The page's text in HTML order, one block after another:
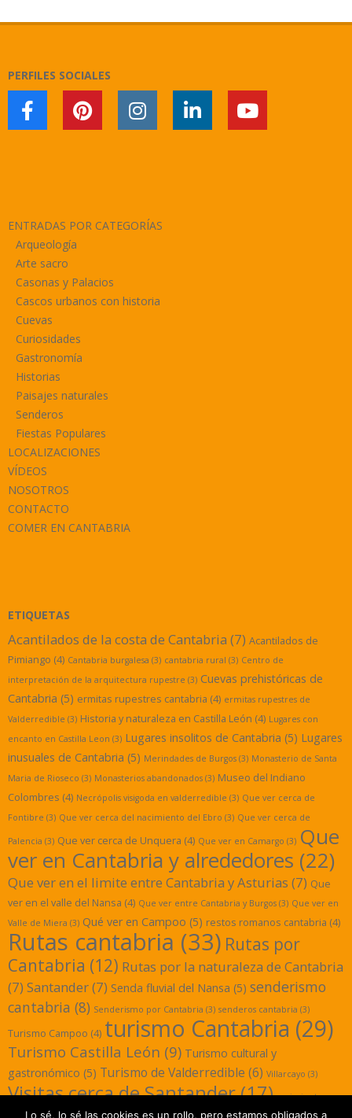
PERFILES SOCIALES
ENTRADAS POR CATEGORÍAS
Arqueología
Arte sacro
Casonas y Palacios
Cascos urbanos con historia
Cuevas
Curiosidades
Gastronomía
Historias
Paisajes naturales
Senderos
Fiestas Populares
LOCALIZACIONES
VÍDEOS
NOSOTROS
CONTACTO
COMER EN CANTABRIA
ETIQUETAS
Acantilados de la costa de Cantabria (7) Acantilados de
Pimiango (4) Cantabria burgalesa (3) cantabria rural (3) Centro de
interpretación de la arquitectura rupestre (3) Cuevas prehistóricas de
Cantabria (5) ermitas rupestres cantabria (4) ermitas rupestres de
Valderredible (3) Historia y naturaleza en Castilla León (4) Lugares con
encanto en Castilla Leon (3) Lugares insolitos de Cantabria (5) Lugares
inusuales de Cantabria (5) Merindades de Burgos (3) Monasterio de Santa
Maria de Rioseco (3) Monasterios abandonados (3) Museo del Indiano
Colombres (4) Necrópolis visigoda en valderredible (3) Que ver cerca de
Fontibre (3) Que ver cerca del nacimiento del Ebro (3) Que ver cerca de
Palencia (3) Que ver cerca de Unquera (4) Que ver en Camargo (3) Que
ver en Cantabria y alrededores (22)
Que ver en el limite entre Cantabria y Asturias (7) Que
ver en el valle del Nansa (4) Que ver entre Cantabria y Burgos (3) Que ver en
Valle de Miera (3) Qué ver en Campoo (5) restos romanos cantabria (4)
Rutas cantabria (33) Rutas por
Cantabria (12) Rutas por la naturaleza de Cantabria
(7) Santander(7) Senda fluvial del Nansa (5) senderismo
cantabria (8) Senderismo por Cantabria (3) senderos cantabria (3)
Turismo Campoo (4) turismo Cantabria (29)
Turismo Castilla León (9) Turismo cultural y
gastronómico (5) Turismo de Valderredible (6) Villarcayo (3)
Visitas cerca de Santander(17) yacimientos
Lo sé, lo sé las cookies es un rollo, pero estamos obligados a